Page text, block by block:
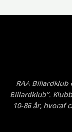
RAA Billardklub
Billardklub”.
10-86 år, hvoraf